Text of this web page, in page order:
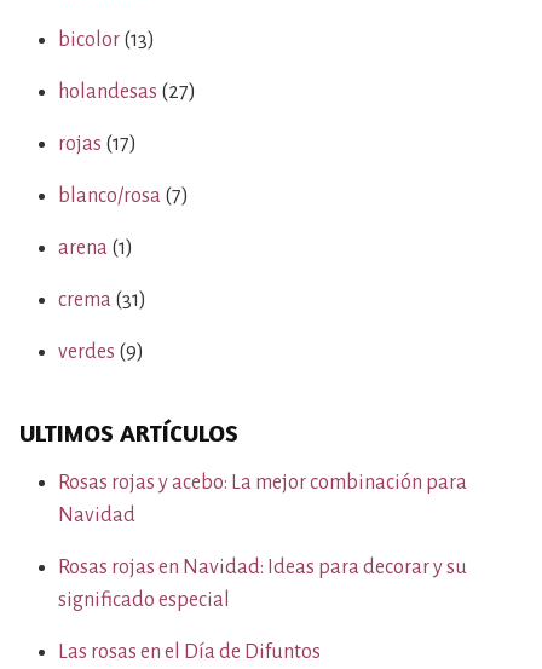
bicolor (13)
holandesas (27)
rojas (17)
blanco/rosa (7)
arena (1)
crema (31)
verdes (9)
ULTIMOS ARTÍCULOS
Rosas rojas y acebo: La mejor combinación para
Navidad
Rosas rojas en Navidad: Ideas para decorar y su
significado especial
Las rosas en el Día de Difuntos